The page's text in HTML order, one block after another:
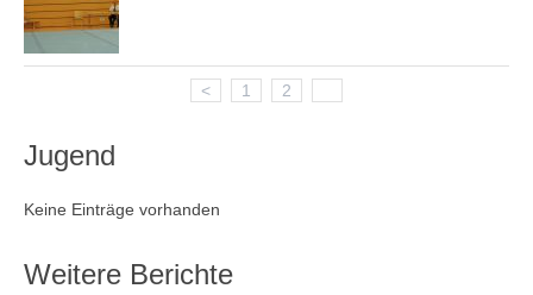
< 1 2
Jugend
Keine Einträge vorhanden
Weitere Berichte